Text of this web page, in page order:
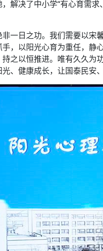
解决了中小学“有心育需求
一日之功。我们需要以宋
，以阳光心育为重任，静
之以恒推进。唯有久久为
、健康成长，让国泰民安、